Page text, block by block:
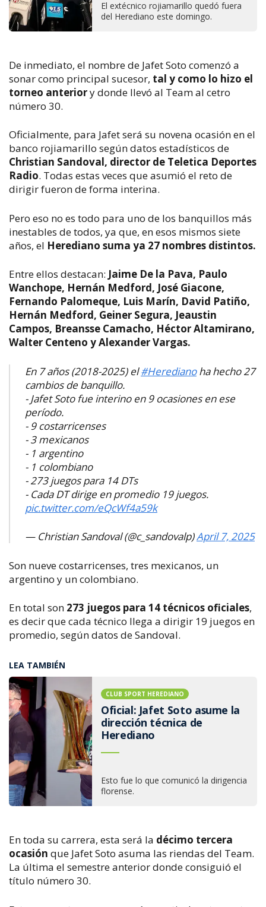
El extécnico rojiamarillo quedó fuera
del Herediano este domingo.
De inmediato, el nombre de Jafet Soto comenzó a
sonar como principal sucesor, tal y como lo hizo el
torneo anteriory donde llevó al Team al cetro
número 30.
Oficialmente, para Jafet será su novena ocasión en el
banco rojiamarillo según datos estadísticos de
Christian Sandoval, director de Teletica Deportes
Radio. Todas estas veces que asumió el reto de
dirigir fueron de forma interina.
Pero eso no es todo para uno de los banquillos más
inestables de todos, ya que, en esos mismos siete
años, el Herediano suma ya 27 nombres distintos.
Entre ellos destacan: Jaime De la Pava, Paulo
Wanchope, Hernán Medford, José Giacone,
Fernando Palomeque, Luis Marín, David Patiño,
Hernán Medford, Geiner Segura, Jeaustin
Campos, Breansse Camacho, Héctor Altamirano,
Walter Centeno y Alexander Vargas.
En 7 años (2018-2025) el#Heredianoha hecho 27
cambios de banquillo.
- Jafet Soto fue interino en 9 ocasiones en ese
período.
- 9 costarricenses
- 3 mexicanos
- 1 argentino
- 1 colombiano
- 273 juegos para 14 DTs
- Cada DT dirige en promedio 19 juegos.
pic.twitter.com/eQcWf4a59k
— Christian Sandoval (@c_sandovalp)April 7, 2025
Son nueve costarricenses, tres mexicanos, un
argentino y un colombiano.
En total son 273 juegos para 14 técnicos oficiales,
es decir que cada técnico llega a dirigir 19 juegos en
promedio, según datos de Sandoval.
LEA TAMBIÉN
CLUB SPORT HEREDIANO
Oficial: Jafet Soto asume la
dirección técnica de
Herediano
Esto fue lo que comunicó la dirigencia
florense.
En toda su carrera, esta será la décimo tercera
ocasión que Jafet Soto asuma las riendas del Team.
La última el semestre anterior donde consiguió el
título número 30.